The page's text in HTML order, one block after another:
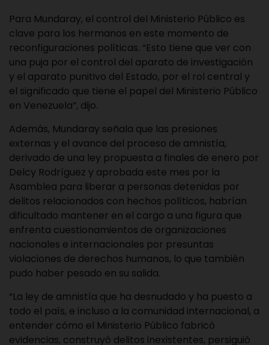
Para Mundaray, el control del Ministerio Público es
clave para los hermanos en este momento de
reconfiguraciones políticas. “Esto tiene que ver con
una puja por el control del aparato de investigación
y el aparato punitivo del Estado, por el rol central y
el significado que tiene el papel del Ministerio Público
en Venezuela”, dijo.
Además, Mundaray señala que las presiones
externas y el avance del proceso de amnistía,
derivado de una ley propuesta a finales de enero por
Delcy Rodríguez y aprobada este mes por la
Asamblea para liberar a personas detenidas por
delitos relacionados con hechos políticos, habrían
dificultado mantener en el cargo a una figura que
enfrenta cuestionamientos de organizaciones
nacionales e internacionales por presuntas
violaciones de derechos humanos, lo que también
pudo haber pesado en su salida.
“La ley de amnistía que ha desnudado y ha puesto a
todo el país, e incluso a la comunidad internacional, a
entender cómo el Ministerio Público fabricó
evidencias, construyó delitos inexistentes, persiguió